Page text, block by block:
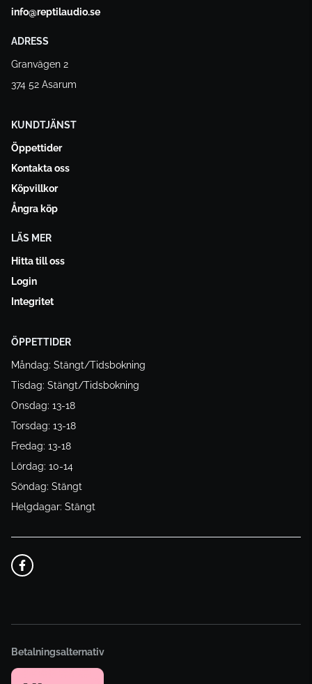
info@reptilaudio.se
ADRESS
Granvägen 2
374 52 Asarum
KUNDTJÄNST
Öppettider
Kontakta oss
Köpvillkor
Ångra köp
LÄS MER
Hitta till oss
Login
Integritet
ÖPPETTIDER
Måndag: Stängt/Tidsbokning
Tisdag: Stängt/Tidsbokning
Onsdag: 13-18
Torsdag: 13-18
Fredag: 13-18
Lördag: 10-14
Söndag: Stängt
Helgdagar: Stängt
Betalningsalternativ